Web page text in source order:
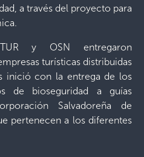
a través del proyecto para
y OSN entregaron
turísticas distribuidas
inició con la entrega de los
de bioseguridad a guías
Salvadoreña de
pertenecen a los diferentes